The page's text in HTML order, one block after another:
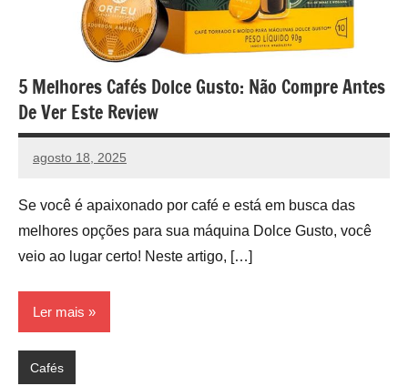
5 Melhores Cafés Dolce Gusto: Não Compre Antes
De Ver Este Review
agosto 18, 2025
vih.santoss@gmail.com
Nenhum
Se você é apaixonado por café e está em busca das
melhores opções para sua máquina Dolce Gusto, você
veio ao lugar certo! Neste artigo, […]
Ler mais
Cafés